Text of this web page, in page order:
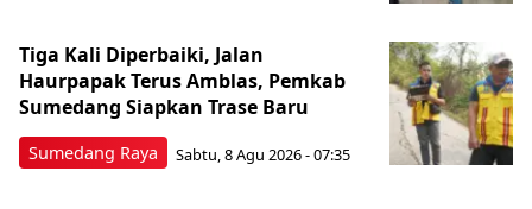
Sumedang Raya
Tiga Kali Diperbaiki, Jalan
Haurpapak Terus Amblas, Pemkab
Sumedang Siapkan Trase Baru
Sabtu, 8 Agu 2026 - 07:35